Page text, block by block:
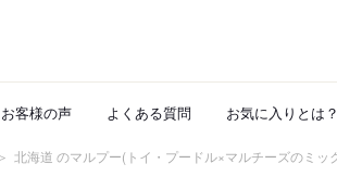
お客様の声 よくある質問 お気に入りとは？
北海道 のマルプー(トイ・プードル×マルチーズのミッ